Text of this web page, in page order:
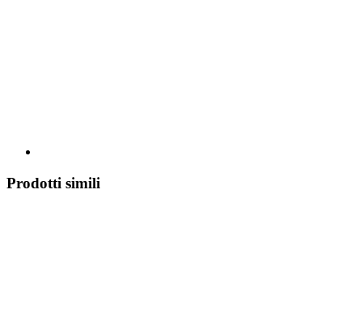
Prodotti simili